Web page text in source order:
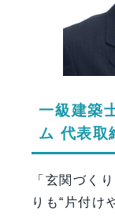
一級建築
ム 代表取
「玄関づく
りも“片付け